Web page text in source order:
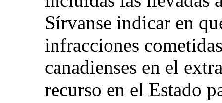
Sírvanse indicar en
infracciones
canadienses en el
recurso en el Estado